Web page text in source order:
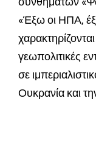
«Έξω οι ΗΠΑ,
γεωπολιτικές
σε
Ουκρανία και